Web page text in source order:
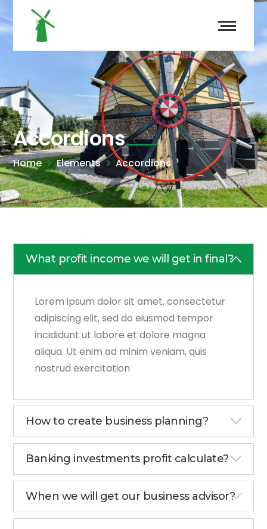
Accordions
Home Elements Accordions
What profit income we will get in final?
Lorem ipsum dolor sit amet, consectetur
adipiscing elit, sed do eiusmod tempor
incididunt ut labore et dolore magna
aliqua. Ut enim ad minim veniam, quis
nostrud exercitation
How to create business planning?
Banking investments profit calculate?
When we will get our business advisor?